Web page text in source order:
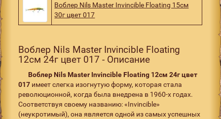
Воблер Nils Master Invincible Floating 15см
30г цвет 017
Воблер Nils Master Invincible Floating
12см 24г цвет 017 - Описание
Воблер Nils Master Invincible Floating 12см 24г цвет
017 имеет слегка изогнутую форму, которая стала
революционной, когда была внедрена в 1960-х годах.
Соответствуя своему названию: «Invincible»
(неукротимый), она является одной из самых успешных